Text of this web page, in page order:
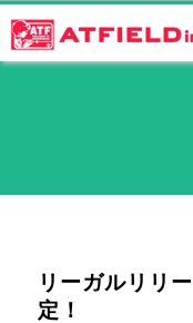
リーガルリリ
定！